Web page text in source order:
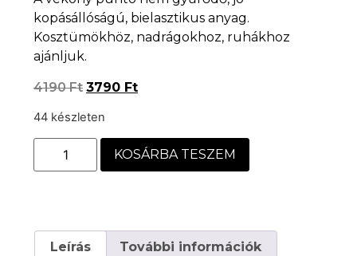
kopásállóságú, bielasztikus anyag.
Kosztümökhöz, nadrágokhoz, ruhákhoz
ajánljuk.
4190Ft 3790 Ft
44 készleten
KOSÁRBA TESZEM
Leírás További információk